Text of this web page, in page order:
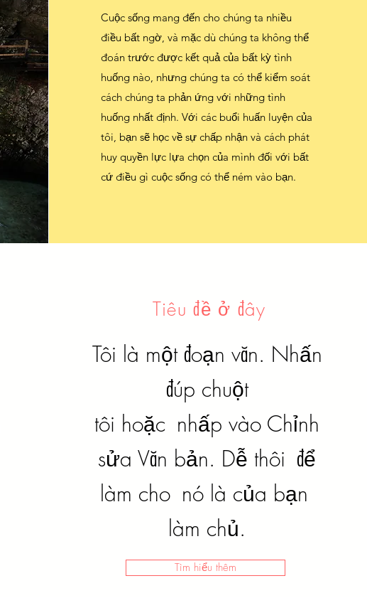
huống nào, nhưng chúng ta có thể kiểm soát
cách chúng ta phản ứng với những tình
huống nhất định. Với các buổi huấn luyện của
tôi, bạn sẽ học về sự chấp nhận và cách phát
huy quyền lực lựa chọn của mình đối với bất
cứ điều gì cuộc sống có thể ném vào bạn.
Cuộc sống mang đến cho chúng ta nhiều
điều bất ngờ, và mặc dù chúng ta không thể
đoán trước được kết quả của bất kỳ tình
huống nào, nhưng chúng ta có thể kiểm soát
cách chúng ta phản ứng với những tình
huống nhất định. Với các buổi huấn luyện của
tôi, bạn sẽ học về sự chấp nhận và cách phát
huy quyền lực lựa chọn của mình đối với bất
cứ điều gì cuộc sống có thể ném vào bạn.
Tiêu đề ở đây
Tôi là một đoạn văn. Nhấn
đúp chuột
tôi hoặc nhấp vào Chỉnh
sửa Văn bản. Dễ thôi để
làm cho nó là của bạn
làm chủ.
Tìm hiểu thêm